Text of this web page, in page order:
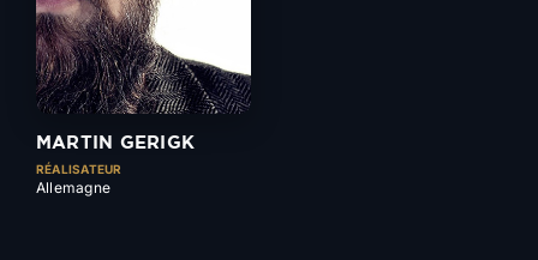
MARTIN GERIGK
RÉALISATEUR
Allemagne